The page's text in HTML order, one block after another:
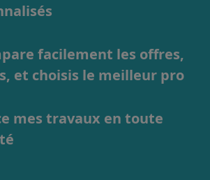
facilement les offres,
et choisis le meilleur pro
mes travaux en toute